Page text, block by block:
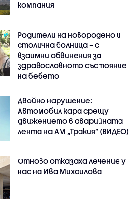
компания
Родители на новородено и
столична болница – с
взаимни обвинения за
здравословното състояние
на бебето
Двойно нарушение:
Автомобил кара срещу
движението в аварийната
лента на АМ „Тракия” (ВИДЕО)
Отново отказаха лечение у
нас на Ива Михаилова